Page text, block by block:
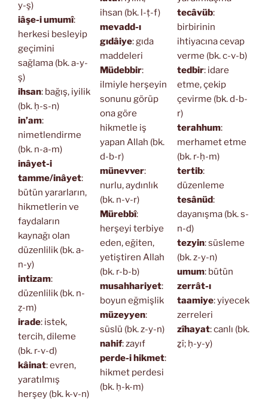
y-ş)
iâşe-i umumî:
herkesi besleyip
geçimini
sağlama (bk. a-y-
ş)
ihsan: bağış, iyilik
(bk. ḥ-s-n)
in’am:
nimetlendirme
(bk. n-a-m)
inâyet-i
tamme/inâyet:
bütün yararların,
hikmetlerin ve
faydaların
kaynağı olan
düzenlilik (bk. a-
n-y)
intizam:
düzenlilik (bk. n-
ẓ-m)
irade: istek,
tercih, dileme
(bk. r-v-d)
kâinat: evren,
yaratılmış
herşey (bk. k-v-n)
ihsan (bk. l-ṭ-f)
mevadd-ı
gıdâiye: gıda
maddeleri
Müdebbir:
ilmiyle herşeyin
sonunu görüp
ona göre
hikmetle iş
yapan Allah (bk.
d-b-r)
münevver:
nurlu, aydınlık
(bk. n-v-r)
Mürebbî:
herşeyi terbiye
eden, eğiten,
yetiştiren Allah
(bk. r-b-b)
musahhariyet:
boyun eğmişlik
müzeyyen:
süslü (bk. z-y-n)
nahif: zayıf
perde-i hikmet:
hikmet perdesi
(bk. ḥ-k-m)
tecâvüb:
birbirinin
ihtiyacına cevap
verme (bk. c-v-b)
tedbir: idare
etme, çekip
çevirme (bk. d-b-
r)
terahhum:
merhamet etme
(bk. r-ḥ-m)
tertib:
düzenleme
tesânüd:
dayanışma (bk. s-
n-d)
tezyin: süsleme
(bk. z-y-n)
umum: bütün
zerrât-ı
taamiye: yiyecek
zerreleri
zîhayat: canlı (bk.
ẕî; ḥ-y-y)